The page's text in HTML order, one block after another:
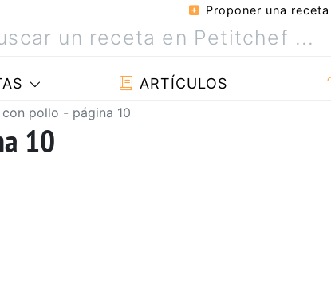
Proponer una receta
ARTÍCULOS
con pollo - página 10
10